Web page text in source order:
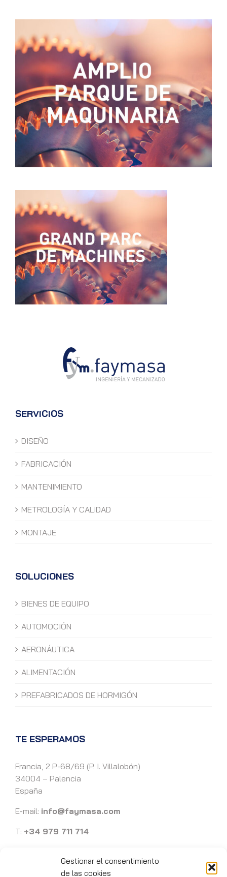
Gestionar el consentimiento
de las cookies
SERVICIOS
DISEÑO
FABRICACIÓN
MANTENIMIENTO
METROLOGÍA Y CALIDAD
MONTAJE
SOLUCIONES
BIENES DE EQUIPO
AUTOMOCIÓN
AERONÁUTICA
ALIMENTACIÓN
PREFABRICADOS DE HORMIGÓN
TE ESPERAMOS
Francia, 2 P-68/69 (P. I. Villalobón)
34004 – Palencia
España
E-mail: info@faymasa.com
T: +34 979 711 714